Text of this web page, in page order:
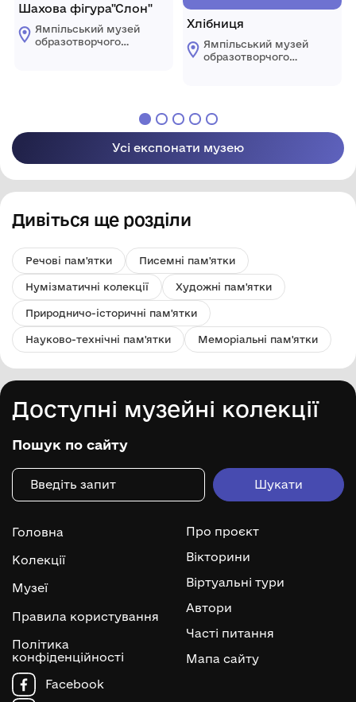
Шахова фігура"Слон"
Ямпільський музей
образотворчого
Хлібниця
Ямпільський музей
образотворчого
Усі експонати музею
Дивіться ще розділи
Речові пам'ятки Писемні пам'ятки
Нумізматичні колекції Художні пам'ятки
Природничо-історичні пам'ятки
Науково-технічні пам'ятки Меморіальні пам'ятки
Доступні музейні колекції
Пошук по сайту
Головна
Колекції
Музеї
Правила користування
Політика
конфіденційності
Про проєкт
Вікторини
Віртуальні тури
Автори
Часті питання
Мапа сайту
Facebook